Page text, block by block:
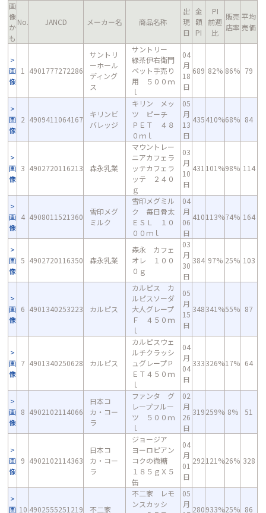
画
像
か
も
No. JANCD メーカー名 商品名称
出
現
日
金
額
PI
PI
前週
比
販売
店率
平均
売価
画
像
1 4901777272286
サントリ
ーホール
ディング
ス
サントリー
緑茶伊右衛門
ペット手売り
用 ５００ｍ
ｌ
04
月
18
日
689 82% 86% 79
画
像
2 4909411064167
キリンビ
バレッジ
キリン メッ
ツ ピーチ
ＰＥＴ ４８
０ｍｌ
05
月
13
日
435410%68% 84
画
像
3 4902720116213 森永乳業
マウントレー
ニアカフェラ
ッテカフェラ
ッテ ２４０
ｇ
03
月
10
日
431 101%98% 114
画
像
4 4908011521360
雪印メグ
ミルク
雪印メグミル
ク 毎日骨太
ＥＳＬ １０
００ｍｌ
04
月
06
日
410113%74% 164
画
像
5 4902720116350 森永乳業
森永 カフェ
オレ １００
０ｇ
03
月
30
日
384 97% 25% 103
画
像
6 4901340253223 カルピス
カルピス カ
ルピスソーダ
大人グレープ
Ｆ ４５０ｍ
ｌ
05
月
15
日
348341%55% 87
画
像
7 4901340250628 カルピス
カルピスウェ
ルチクラッシ
ュグレープＰ
ＥＴ４５０ｍ
ｌ
04
月
04
日
333326%17% 64
画
像
8 4902102114066
日本コ
カ・コー
ラ
ファンタ グ
レープフルー
ツ ５００ｍ
ｌ
02
月
26
日
319259% 8% 51
画
像
9 4902102114363
日本コ
カ・コー
ラ
ジョージア
ヨーロピアン
コクの微糖
１８５ｇＸ５
缶
04
月
01
日
292121%26% 328
画 10 4902555251219 不二家
不二家 レモ
ンスカッシ
05
月
280933%25% 86